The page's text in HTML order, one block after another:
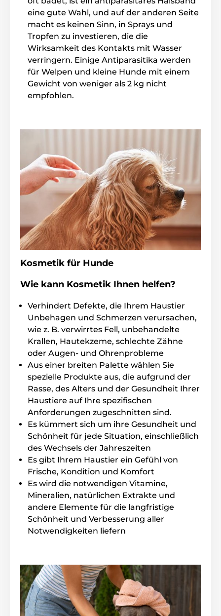
Technische Spezifikationen können ohne vorherige
Ankündigung geändert werden. Die Bilder dienen nur
zur Illustration.
Das Produkt ist in Kategorien eingeteilt
Animology Haustierbedarf
Haut und Fellpflege
eine gute Wahl, und auf der anderen Seite
macht es keinen Sinn, in Sprays und
Tropfen zu investieren, die die
Wirksamkeit des Kontakts mit Wasser
verringern. Einige Antiparasitika werden
für Welpen und kleine Hunde mit einem
Gewicht von weniger als 2 kg nicht
empfohlen.
Kosmetik für Hunde
Wie kann Kosmetik Ihnen helfen?
Verhindert Defekte, die Ihrem Haustier
Unbehagen und Schmerzen verursachen,
wie z. B. verwirrtes Fell, unbehandelte
Krallen, Hautekzeme, schlechte Zähne
oder Augen- und Ohrenprobleme
Aus einer breiten Palette wählen Sie
spezielle Produkte aus, die aufgrund der
Rasse, des Alters und der Gesundheit Ihrer
Haustiere auf Ihre spezifischen
Anforderungen zugeschnitten sind.
Es kümmert sich um ihre Gesundheit und
Schönheit für jede Situation, einschließlich
des Wechsels der Jahreszeiten
Es gibt Ihrem Haustier ein Gefühl von
Frische, Kondition und Komfort
Es wird die notwendigen Vitamine,
Mineralien, natürlichen Extrakte und
andere Elemente für die langfristige
Schönheit und Verbesserung aller
Notwendigkeiten liefern